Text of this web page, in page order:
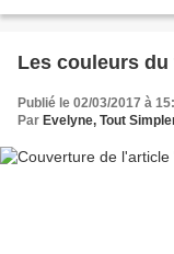
Les couleurs du
Publié le 02/03/2017 à
Par Evelyne, Tout